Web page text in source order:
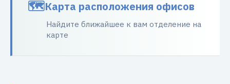
Карта расположения офисов
Найдите ближайшее к вам отделение на
карте